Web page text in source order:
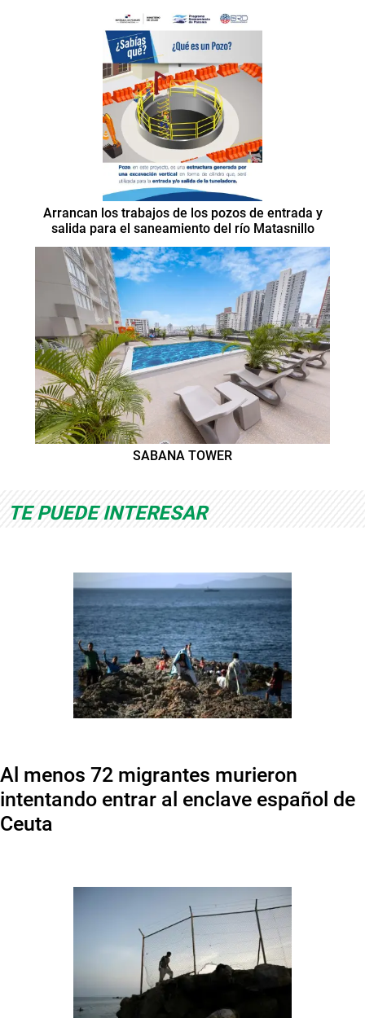
Arrancan los trabajos de los pozos de entrada y
salida para el saneamiento del río Matasnillo
SABANA TOWER
TE PUEDE INTERESAR
Al menos 72 migrantes murieron
intentando entrar al enclave español de
Ceuta